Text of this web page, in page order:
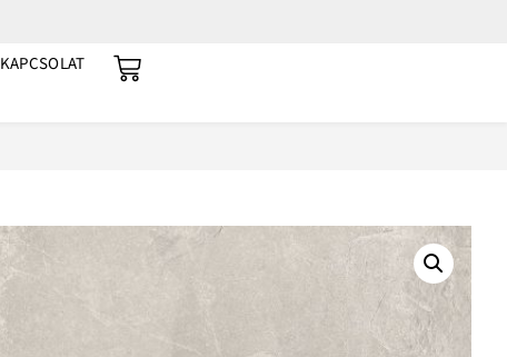
KAPCSOLAT